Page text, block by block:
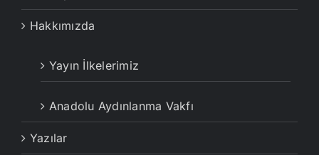
Hakkımızda
Yayın İlkelerimiz
Anadolu Aydınlanma Vakfı
Yazılar